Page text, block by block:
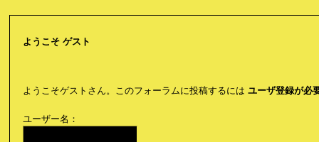
ようこそゲスト
ようこそゲストさん。このフォーラムに投稿するにはユーザ登録が必
ユーザー名：